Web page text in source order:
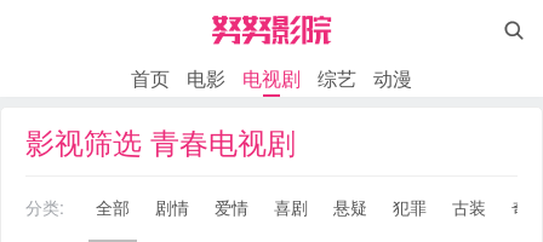

首页 电影 电视剧 综艺 动漫
影视筛选 青春电视剧
分类: 全部 剧情 爱情 喜剧 悬疑 犯罪 古装
奇